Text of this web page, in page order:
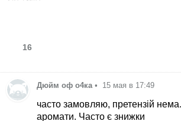
16
Дюйм оф о4ка • 15 мая в 17:49
часто замовляю, претензій нема.
аромати. Часто є знижки